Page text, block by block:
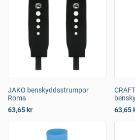
JAKO benskyddsstrumpor
Roma
63,65 kr
63,65